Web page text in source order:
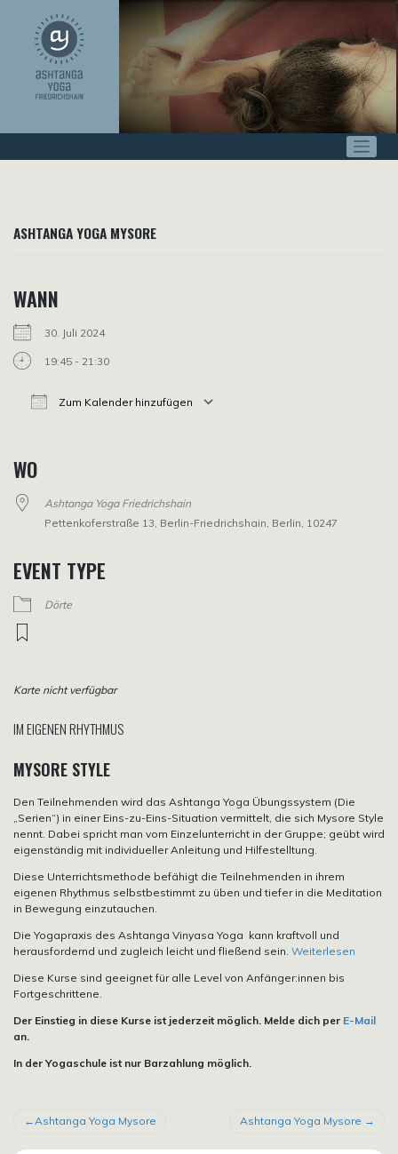
springen
ASHTANGA YOGA MYSORE
WANN
30. Juli 2024
19:45 - 21:30
Zum Kalender hinzufügen
WO
Ashtanga Yoga Friedrichshain
Pettenkoferstraße 13, Berlin-Friedrichshain, Berlin, 10247
EVENT TYPE
Dörte
Karte nicht verfügbar
IM EIGENEN RHYTHMUS
MYSORE STYLE
Den Teilnehmenden wird das Ashtanga Yoga Übungssystem (Die
„Serien“) in einer Eins-zu-Eins-Situation vermittelt, die sich Mysore Style
nennt. Dabei spricht man vom Einzelunterricht in der Gruppe; geübt wird
eigenständig mit individueller Anleitung und Hilfestelltung.
Diese Unterrichtsmethode befähigt die Teilnehmenden in ihrem
eigenen Rhythmus selbstbestimmt zu üben und tiefer in die Meditation
in Bewegung einzutauchen.
Die Yogapraxis des Ashtanga Vinyasa Yoga kann kraftvoll und
herausfordernd und zugleich leicht und fließend sein. Weiterlesen
Diese Kurse sind geeignet für alle Level von Anfänger:innen bis
Fortgeschrittene.
Der Einstieg in diese Kurse ist jederzeit möglich. Melde dich per E-Mail
an.
In der Yogaschule ist nur Barzahlung möglich.
BEITRAGSNAVIGATION
Ashtanga Yoga Mysore Ashtanga Yoga Mysore